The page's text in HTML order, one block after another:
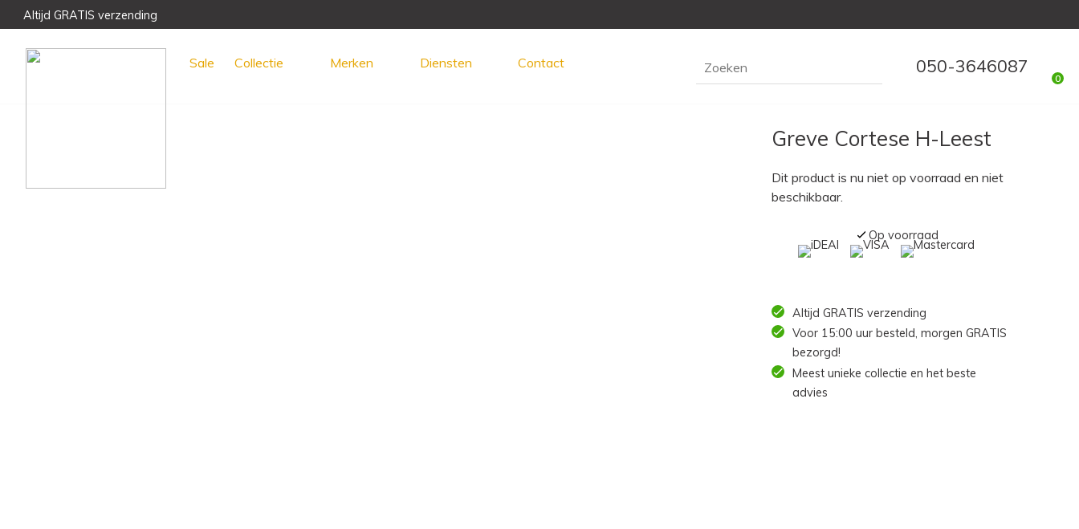
Altijd GRATIS verzending
Meest unieke collectie en het beste advies
Sale Collectie Merken Diensten Contact 050-3646087
0
Greve Cortese H-Leest
Dit product is nu niet op voorraad en niet
beschikbaar.
Op voorraad
Altijd GRATIS verzending
Voor 15:00 uur besteld, morgen GRATIS
bezorgd!
Meest unieke collectie en het beste
advies